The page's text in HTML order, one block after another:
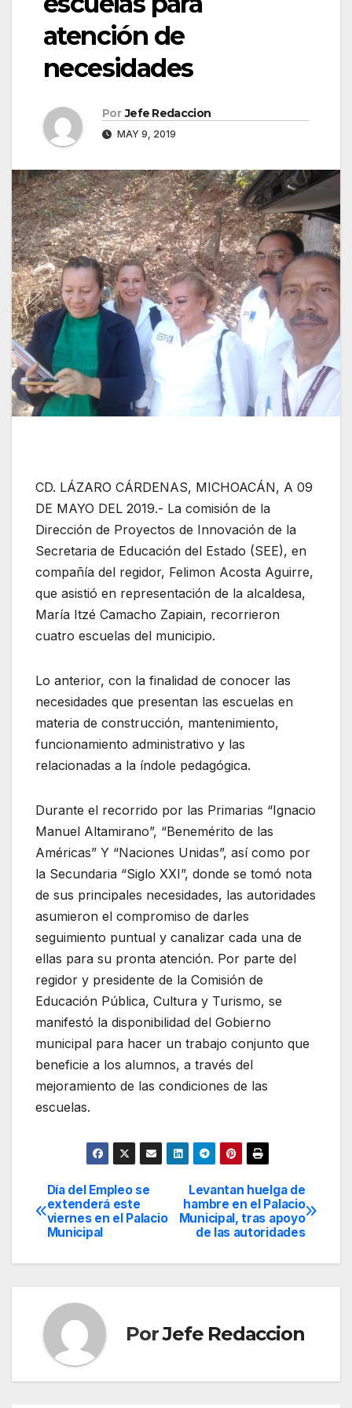
atención de
necesidades
Por Jefe Redaccion
MAY 9, 2019
CD. LÁZARO CÁRDENAS, MICHOACÁN, A 09
DE MAYO DEL 2019.- La comisión de la
Dirección de Proyectos de Innovación de la
Secretaria de Educación del Estado (SEE), en
compañía del regidor, Felimon Acosta Aguirre,
que asistió en representación de la alcaldesa,
María Itzé Camacho Zapiain, recorrieron
cuatro escuelas del municipio.
Lo anterior, con la finalidad de conocer las
necesidades que presentan las escuelas en
materia de construcción, mantenimiento,
funcionamiento administrativo y las
relacionadas a la índole pedagógica.
Durante el recorrido por las Primarias “Ignacio
Manuel Altamirano”, “Benemérito de las
Américas” Y “Naciones Unidas”, así como por
la Secundaria “Siglo XXI”, donde se tomó nota
de sus principales necesidades, las autoridades
asumieron el compromiso de darles
seguimiento puntual y canalizar cada una de
ellas para su pronta atención. Por parte del
regidor y presidente de la Comisión de
Educación Pública, Cultura y Turismo, se
manifestó la disponibilidad del Gobierno
municipal para hacer un trabajo conjunto que
beneficie a los alumnos, a través del
mejoramiento de las condiciones de las
escuelas.
Navegación
de
entradas
Levantan huelga de
hambre en el Palacio
Municipal, tras apoyo
de las autoridades
Día del Empleo se
extenderá este
viernes en el Palacio
Municipal
PorJefe Redaccion